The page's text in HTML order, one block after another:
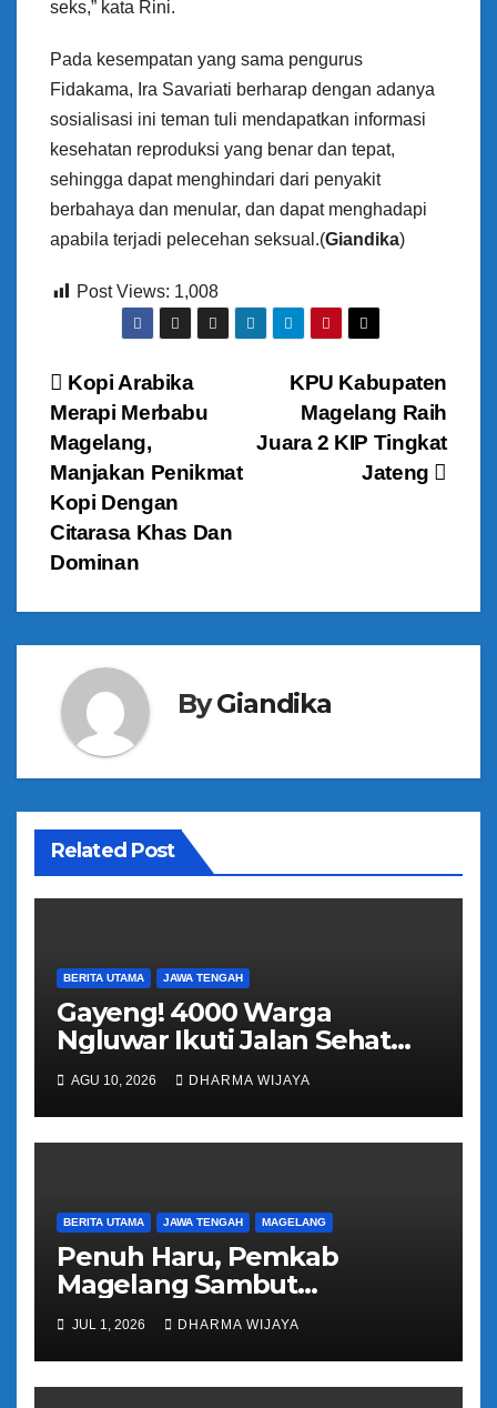
seks,” kata Rini.
Pada kesempatan yang sama pengurus
Fidakama, Ira Savariati berharap dengan adanya
sosialisasi ini teman tuli mendapatkan informasi
kesehatan reproduksi yang benar dan tepat,
sehingga dapat menghindari dari penyakit
berbahaya dan menular, dan dapat menghadapi
apabila terjadi pelecehan seksual.(Giandika)
Post Views: 1,008
N
a
v
i
g
a
p
o
s
KPU Kabupaten
Magelang Raih
Juara 2 KIP Tingkat
Jateng
Kopi Arabika
Merapi Merbabu
Magelang,
Manjakan Penikmat
Kopi Dengan
Citarasa Khas Dan
Dominan
ByGiandika
Related Post
BERITA UTAMA JAWA TENGAH
Gayeng! 4000 Warga
Ngluwar Ikuti Jalan Sehat
Guyub Rukun, Catur
Hardono : Angkat Potensi
Desa
AGU 10, 2026 DHARMA WIJAYA
BERITA UTAMA JAWA TENGAH MAGELANG
Penuh Haru, Pemkab
Magelang Sambut
Kepulangan Jemaah Haji
Kloter 81
JUL 1, 2026 DHARMA WIJAYA